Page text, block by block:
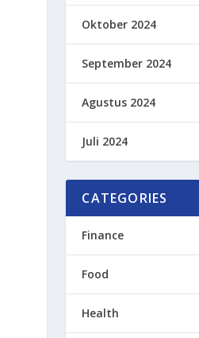
Oktober 2024
September 2024
Agustus 2024
Juli 2024
CATEGORIES
Finance
Food
Health